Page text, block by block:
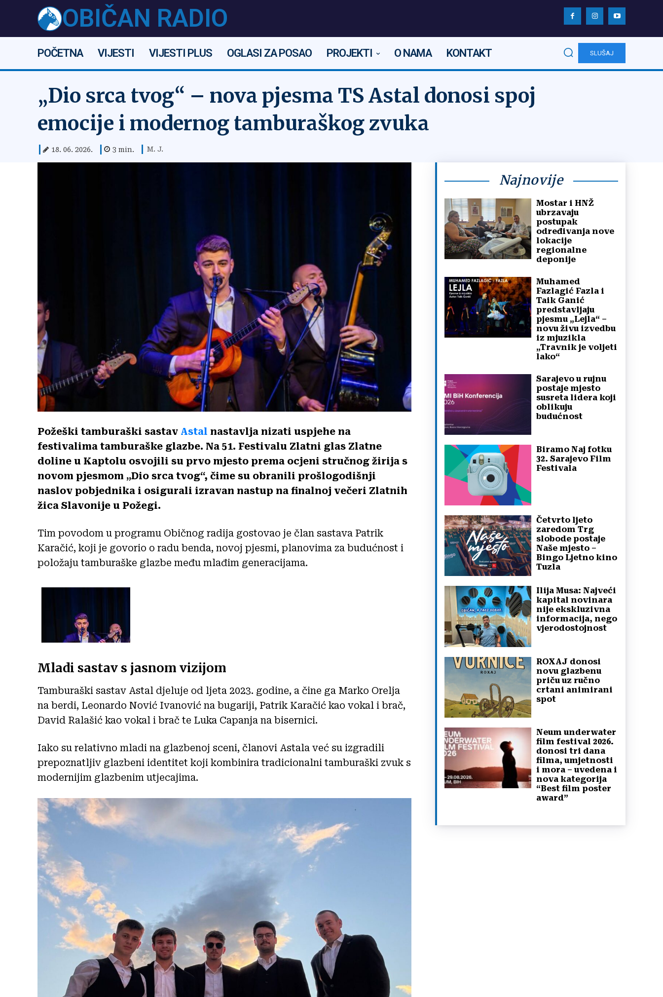
OBIČAN RADIO
POČETNA VIJESTI VIJESTI PLUS OGLASI ZA POSAO PROJEKTI O NAMA KONTAKT SLUŠAJ
„Dio srca tvog“ – nova pjesma TS Astal donosi spoj
emocije i modernog tamburaškog zvuka
18. 06. 2026. 3 min. M. J.
Požeški tamburaški sastav Astal nastavlja nizati uspjehe na
festivalima tamburaške glazbe. Na 51. Festivalu Zlatni glas Zlatne
doline u Kaptolu osvojili su prvo mjesto prema ocjeni stručnog žirija s
novom pjesmom „Dio srca tvog“, čime su obranili prošlogodišnji
naslov pobjednika i osigurali izravan nastup na finalnoj večeri Zlatnih
žica Slavonije u Požegi.
Tim povodom u programu Običnog radija gostovao je član sastava Patrik
Karačić, koji je govorio o radu benda, novoj pjesmi, planovima za budućnost i
položaju tamburaške glazbe među mlađim generacijama.
Mladi sastav s jasnom vizijom
Tamburaški sastav Astal djeluje od ljeta 2023. godine, a čine ga Marko Orelja
na berdi, Leonardo Nović Ivanović na bugariji, Patrik Karačić kao vokal i brač,
David Ralašić kao vokal i brač te Luka Capanja na bisernici.
Iako su relativno mladi na glazbenoj sceni, članovi Astala već su izgradili
prepoznatljiv glazbeni identitet koji kombinira tradicionalni tamburaški zvuk s
modernijim glazbenim utjecajima.
Najnovije
Mostar i HNŽ
ubrzavaju
postupak
određivanja nove
lokacije
regionalne
deponije
Muhamed
Fazlagić Fazla i
Taik Ganić
predstavljaju
pjesmu „Lejla“ –
novu živu izvedbu
iz mjuzikla
„Travnik je voljeti
lako“
Sarajevo u rujnu
postaje mjesto
susreta lidera koji
oblikuju
budućnost
Biramo Naj fotku
32. Sarajevo Film
Festivala
Četvrto ljeto
zaredom Trg
slobode postaje
Naše mjesto –
Bingo Ljetno kino
Tuzla
Ilija Musa: Najveći
kapital novinara
nije ekskluzivna
informacija, nego
vjerodostojnost
ROXAJ donosi
novu glazbenu
priču uz ručno
crtani animirani
spot
Neum underwater
film festival 2026.
donosi tri dana
filma, umjetnosti
i mora – uvedena i
nova kategorija
“Best film poster
award”